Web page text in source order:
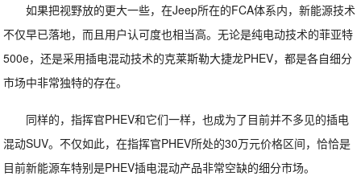
如果把视野放的更大一些，在Jeep所在的FCA体系内，新能源技术
不仅早已落地，而且用户认可度也相当高。无论是纯电动技术的菲亚特
500e，还是采用插电混动技术的克莱斯勒大捷龙PHEV，都是各自细分
市场中非常独特的存在。
同样的，指挥官PHEV和它们一样，也成为了目前并不多见的插电
混动SUV。不仅如此，在指挥官PHEV所处的30万元价格区间，恰恰是
目前新能源车特别是PHEV插电混动产品非常空缺的细分市场。